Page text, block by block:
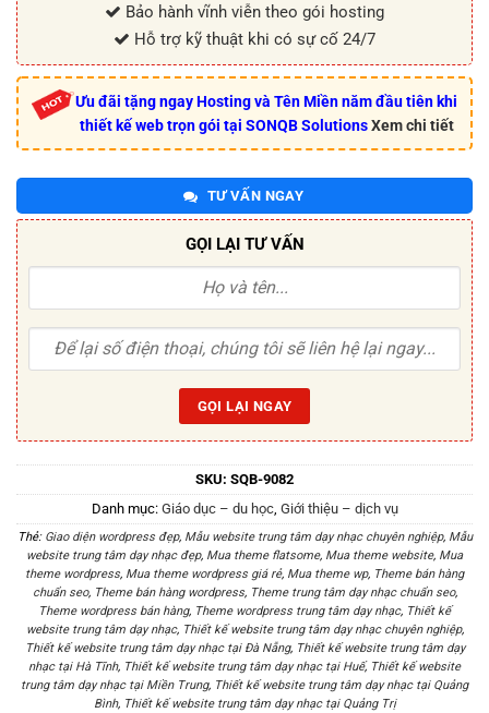
Bảo hành vĩnh viễn theo gói hosting
Hỗ trợ kỹ thuật khi có sự cố 24/7
Ưu đãi tặng ngay Hosting và Tên Miền năm đầu tiên khi
thiết kế web trọn gói tại SONQB SolutionsXem chi tiết
TƯ VẤN NGAY
GỌI LẠI TƯ VẤN
SKU: SQB-9082
Danh mục: Giáo dục – du học, Giới thiệu – dịch vụ
Thẻ: Giao diện wordpress đẹp, Mẫu website trung tâm dạy nhạc chuyên nghiệp, Mẫu
website trung tâm dạy nhạc đẹp, Mua theme flatsome, Mua theme website, Mua
theme wordpress, Mua theme wordpress giá rẻ, Mua theme wp, Theme bán hàng
chuẩn seo, Theme bán hàng wordpress, Theme trung tâm dạy nhạc chuẩn seo,
Theme wordpress bán hàng, Theme wordpress trung tâm dạy nhạc, Thiết kế
website trung tâm dạy nhạc, Thiết kế website trung tâm dạy nhạc chuyên nghiệp,
Thiết kế website trung tâm dạy nhạc tại Đà Nẵng, Thiết kế website trung tâm dạy
nhạc tại Hà Tĩnh, Thiết kế website trung tâm dạy nhạc tại Huế, Thiết kế website
trung tâm dạy nhạc tại Miền Trung, Thiết kế website trung tâm dạy nhạc tại Quảng
Bình, Thiết kế website trung tâm dạy nhạc tại Quảng Trị